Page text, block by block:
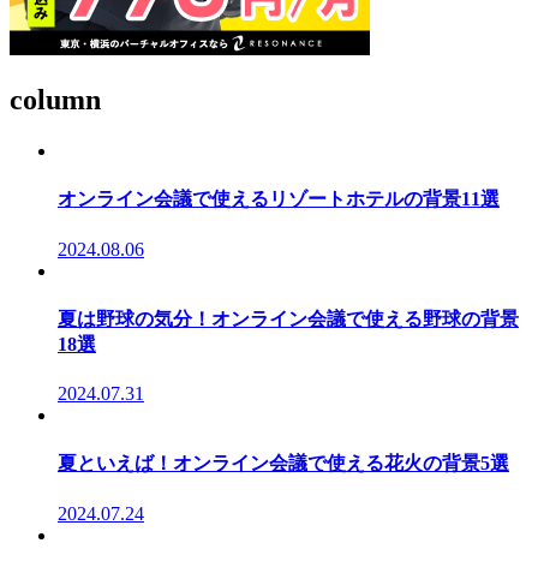
column
オンライン会議で使えるリゾートホテルの背景11選
2024.08.06
夏は野球の気分！オンライン会議で使える野球の背景
18選
2024.07.31
夏といえば！オンライン会議で使える花火の背景5選
2024.07.24